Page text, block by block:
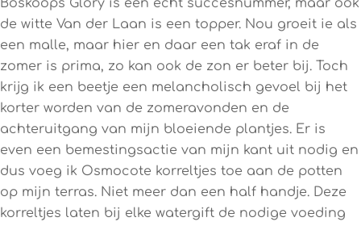
Boskoops Glory is een echt succesnummer, maar ook
de witte Van der Laan is een topper. Nou groeit ie als
een malle, maar hier en daar een tak eraf in de
zomer is prima, zo kan ook de zon er beter bij. Toch
krijg ik een beetje een melancholisch gevoel bij het
korter worden van de zomeravonden en de
achteruitgang van mijn bloeiende plantjes. Er is
even een bemestingsactie van mijn kant uit nodig en
dus voeg ik Osmocote korreltjes toe aan de potten
op mijn terras. Niet meer dan een half handje. Deze
korreltjes laten bij elke watergift de nodige voeding